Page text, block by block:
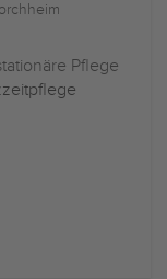
Pflege